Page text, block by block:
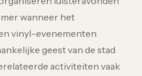
wanneer het
vinyl-evenementen
geest van de stad
activiteiten vaak